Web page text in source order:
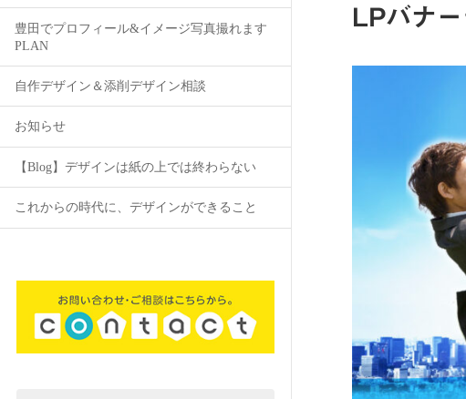
豊田でプロフィール&イメージ写真撮れます
PLAN
自作デザイン＆添削デザイン相談
お知らせ
【Blog】デザインは紙の上では終わらない
これからの時代に、デザインができること
LPバナ